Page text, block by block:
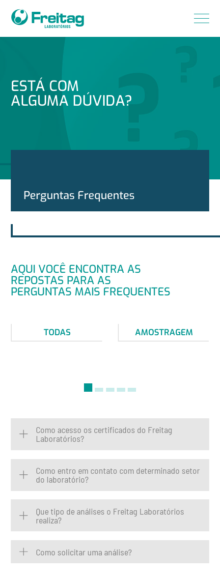
ESTÁ COM
ALGUMA DÚVIDA?
Perguntas Frequentes
AQUI VOCÊ ENCONTRA AS
REPOSTAS PARA AS
PERGUNTAS MAIS FREQUENTES
TODAS AMOSTRAGEM
Como acesso os certificados do Freitag
Laboratórios?
Como entro em contato com determinado setor
do laboratório?
Que tipo de análises o Freitag Laboratórios
realiza?
Como solicitar uma análise?